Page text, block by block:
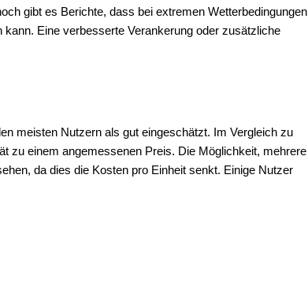
gibt es Berichte, dass bei extremen Wetterbedingungen
Eine verbesserte Verankerung oder zusätzliche
meisten Nutzern als gut eingeschätzt. Im Vergleich zu
zu einem angemessenen Preis. Die Möglichkeit, mehrere
da dies die Kosten pro Einheit senkt. Einige Nutzer